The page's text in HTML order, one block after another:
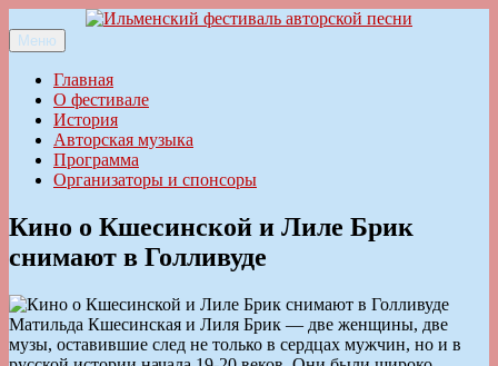
к
содержимому
Ильменский фестиваль авторской песни
Меню
Главная
О фестивале
История
Авторская музыка
Программа
Организаторы и спонсоры
Кино о Кшесинской и Лиле Брик
снимают в Голливуде
Матильда Кшесинская и Лиля Брик — две женщины, две
музы, оставившие след не только в сердцах мужчин, но и в